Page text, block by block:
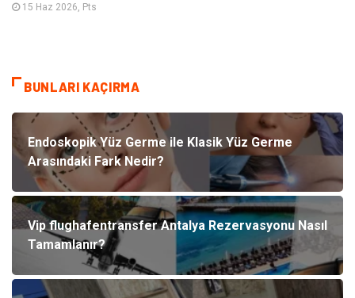
15 Haz 2026, Pts
BUNLARI KAÇIRMA
Endoskopik Yüz Germe ile Klasik Yüz Germe
Arasındaki Fark Nedir?
Vip flughafentransfer Antalya Rezervasyonu Nasıl
Tamamlanır?